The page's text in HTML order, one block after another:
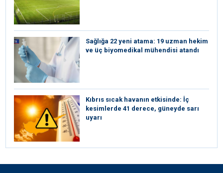
Sağlığa 22 yeni atama: 19 uzman hekim
ve üç biyomedikal mühendisi atandı
Kıbrıs sıcak havanın etkisinde: İç
kesimlerde 41 derece, güneyde sarı
uyarı